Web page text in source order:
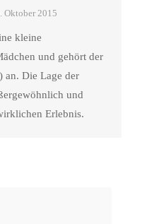
Oktober 2015
kleine
und gehört der
an. Die Lage der
und
Erlebnis.